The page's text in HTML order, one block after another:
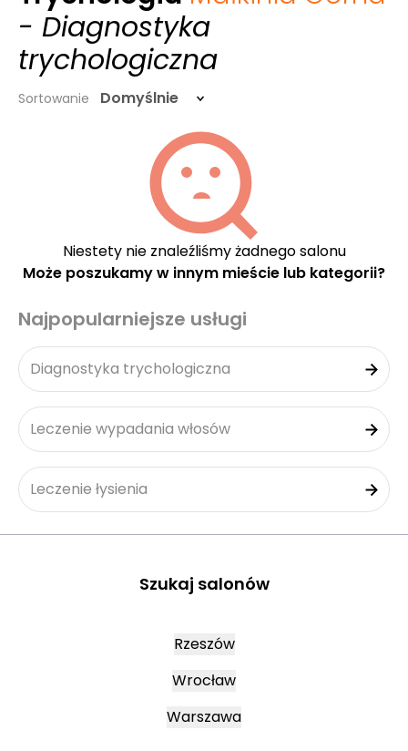
- Diagnostyka
trychologiczna
Sortowanie Domyślnie
Niestety nie znaleźliśmy żadnego salonu
Może poszukamy w innym mieście lub kategorii?
Najpopularniejsze usługi
Diagnostyka trychologiczna
Leczenie wypadania włosów
Leczenie łysienia
Szukaj salonów
Rzeszów
Wrocław
Warszawa